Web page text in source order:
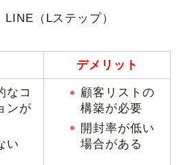
（Lステップ）
デメリット
なコ
ンが
い
顧客リストの
構築が必要
開封率が低い
場合がある